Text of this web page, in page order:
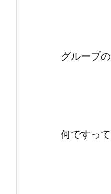
グループ
何ですって